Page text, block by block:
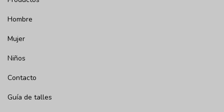
Hombre
Mujer
Niños
Contacto
Guía de talles